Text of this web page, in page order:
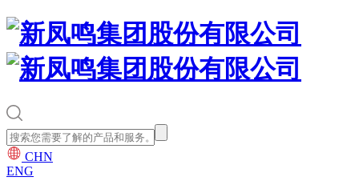
CHN
ENG